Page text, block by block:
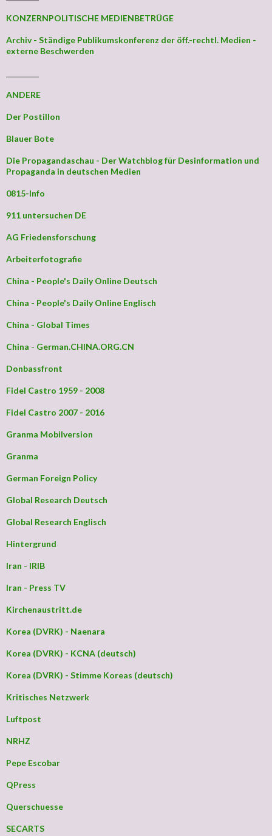
KONZERNPOLITISCHE MEDIENBETRÜGE
Archiv - Ständige Publikumskonferenz der öff.-rechtl. Medien -
externe Beschwerden
ANDERE
Der Postillon
Blauer Bote
Die Propagandaschau - Der Watchblog für Desinformation und
Propaganda in deutschen Medien
0815-Info
911 untersuchen DE
AG Friedensforschung
Arbeiterfotografie
China - People's Daily Online Deutsch
China - People's Daily Online Englisch
China - Global Times
China - German.CHINA.ORG.CN
Donbassfront
Fidel Castro 1959 - 2008
Fidel Castro 2007 - 2016
Granma Mobilversion
Granma
German Foreign Policy
Global Research Deutsch
Global Research Englisch
Hintergrund
Iran - IRIB
Iran - Press TV
Kirchenaustritt.de
Korea (DVRK) - Naenara
Korea (DVRK) - KCNA (deutsch)
Korea (DVRK) - Stimme Koreas (deutsch)
Kritisches Netzwerk
Luftpost
NRHZ
Pepe Escobar
QPress
Querschuesse
SECARTS